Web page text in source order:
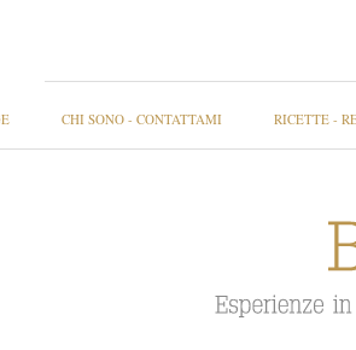
CHI SONO - CONTATTAMI RICETTE -